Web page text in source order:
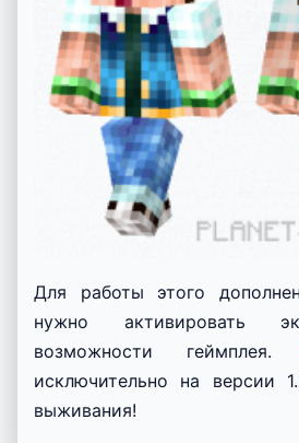
Для работы этого
нужно активировать
возможности геймплея.
исключительно на версии
выживания!